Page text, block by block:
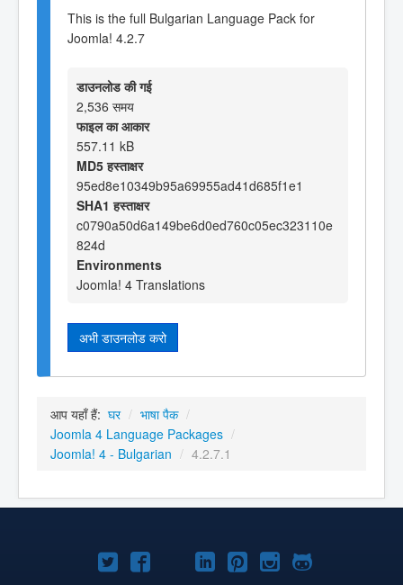
This is the full Bulgarian Language Pack for
Joomla! 4.2.7
डाउनलोड की गई
2,536 समय
फाइल का आकार
557.11 kB
MD5 हस्ताक्षर
95ed8e10349b95a69955ad41d685f1e1
SHA1 हस्ताक्षर
c0790a50d6a149be6d0ed760c05ec323110e
824d
Environments
Joomla! 4 Translations
अभी डाउनलोड करो
आप यहाँ हैं: घर / भाषा पैक /
Joomla 4 Language Packages /
Joomla! 4 - Bulgarian / 4.2.7.1
Joomla!Joomla!Joomla!
Joomla!Joomla!
Joomla!Joomla!